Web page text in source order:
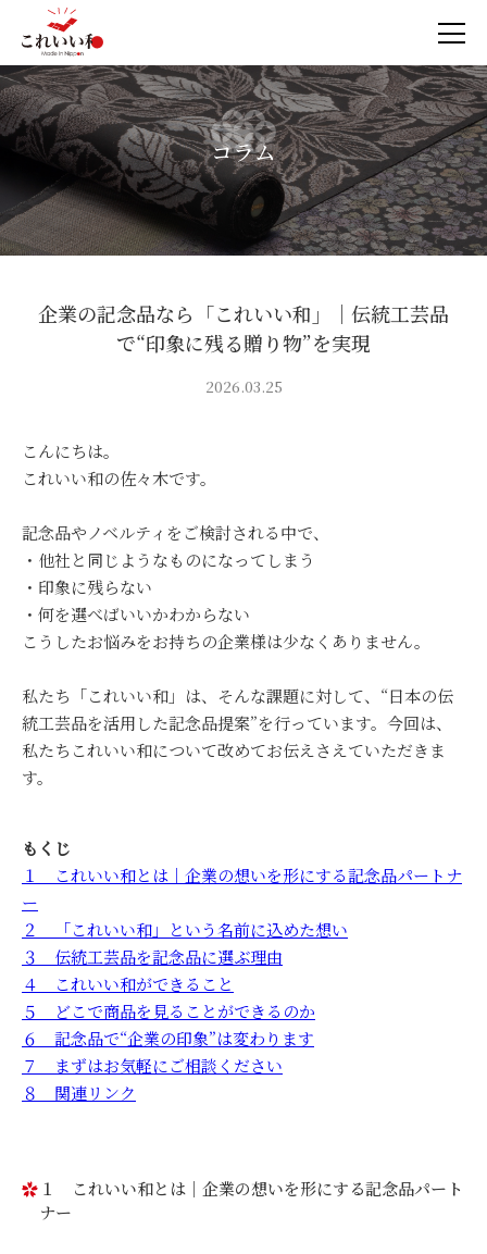
コラム
企業の記念品なら「これいい和」｜伝統工芸品
で“印象に残る贈り物”を実現
2026.03.25
こんにちは。
これいい和の佐々木です。
記念品やノベルティをご検討される中で、
・他社と同じようなものになってしまう
・印象に残らない
・何を選べばいいかわからない
こうしたお悩みをお持ちの企業様は少なくありません。
私たち「これいい和」は、そんな課題に対して、“日本の伝
統工芸品を活用した記念品提案”を行っています。今回は、
私たちこれいい和について改めてお伝えさえていただきま
す。
もくじ
１ これいい和とは｜企業の想いを形にする記念品パートナ
ー
２ 「これいい和」という名前に込めた想い
３ 伝統工芸品を記念品に選ぶ理由
４ これいい和ができること
５ どこで商品を見ることができるのか
６ 記念品で“企業の印象”は変わります
７ まずはお気軽にご相談ください
８ 関連リンク
１ これいい和とは｜企業の想いを形にする記念品パート
ナー